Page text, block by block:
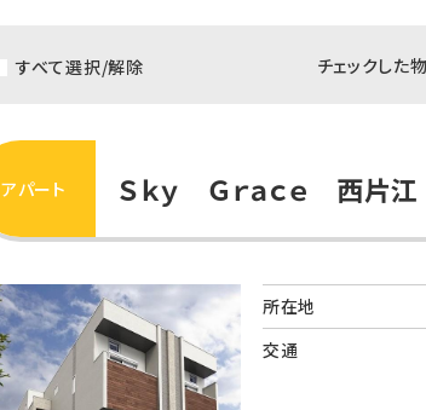
すべて選択/解除 チェックした
アパート Ｓｋｙ Ｇｒａｃｅ 西片江
所在地
交通